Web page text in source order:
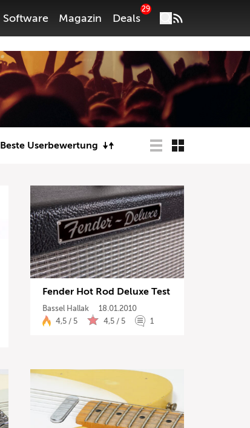
Software Magazin Deals
29
Beste Userbewertung
Fender Hot Rod Deluxe Test
Bassel Hallak
18.01.2010
4,5 / 5
4,5 / 5 1